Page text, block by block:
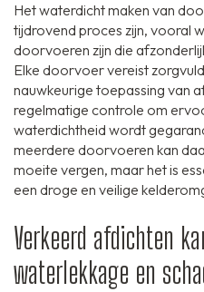
Het waterdicht maken van
tijdrovend proces zijn, vooral
doorvoeren zijn die
Elke doorvoer vereist
nauwkeurige toepassing van
regelmatige controle om
waterdichtheid wordt
meerdere doorvoeren kan
moeite vergen, maar het is
een droge en veilige
Verkeerd afdichten
waterlekkage en